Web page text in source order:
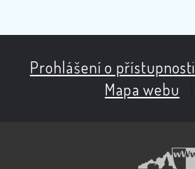
Prohlášení o přístupnosti
Mapa webu